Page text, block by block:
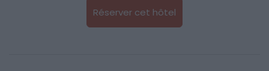
Réserver cet hôtel